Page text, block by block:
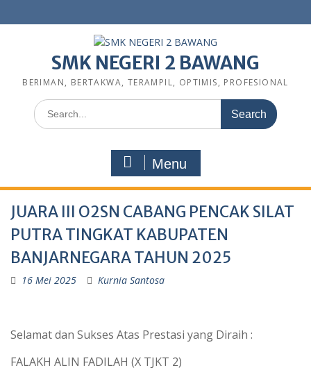
SMK NEGERI 2 BAWANG
BERIMAN, BERTAKWA, TERAMPIL, OPTIMIS, PROFESIONAL
Menu
JUARA III O2SN CABANG PENCAK SILAT
PUTRA TINGKAT KABUPATEN
BANJARNEGARA TAHUN 2025
16 Mei 2025 Kurnia Santosa
Selamat dan Sukses Atas Prestasi yang Diraih :
FALAKH ALIN FADILAH (X TJKT 2)